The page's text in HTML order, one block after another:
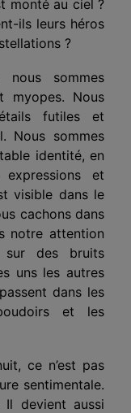
monté au ciel ?
ils leurs héros
?
nous sommes
myopes. Nous
futiles et
Nous sommes
identité, en
et
visible dans le
cachons dans
notre attention
des bruits
uns les autres
dans les
et les
ce n’est pas
sentimentale.
Il devient aussi